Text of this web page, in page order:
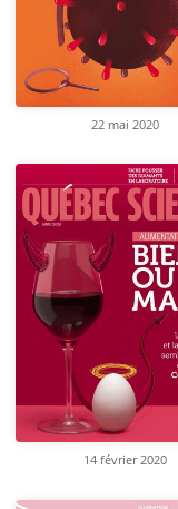
22 mai 2020
14 février 2020